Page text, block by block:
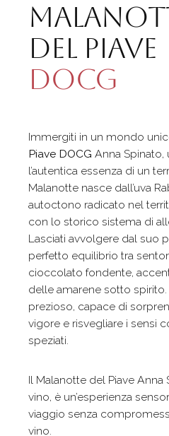
del Piave
Docg
Immergiti in un mondo
Piave DOCG Anna Spinato,
l’autentica essenza di un
Malanotte nasce dall’uva
autoctono radicato nel
con lo storico sistema di
Lasciati avvolgere dal suo
perfetto equilibrio tra
cioccolato fondente,
delle amarene sotto
prezioso, capace di
vigore e risvegliare i sensi
speziati.
Il Malanotte del Piave
vino, è un’esperienza
viaggio senza
vino.